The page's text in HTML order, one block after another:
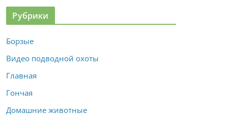
Рубрики
Борзые
Видео подводной охоты
Главная
Гончая
Домашние животные